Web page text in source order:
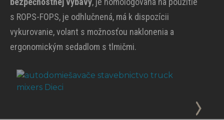
s ROPS-FOPS, je odhlučnená, má k dispozícii
vykurovanie, volant s možnosťou naklonenia a
ergonomickým sedadlom s tlmičmi.